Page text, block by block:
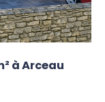
à Arceau